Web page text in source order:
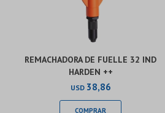
REMACHADORA DE FUELLE 32 IND
HARDEN ++
USD 38,86